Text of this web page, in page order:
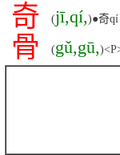
奇 (jī,qí,)●奇qí
骨 (gǔ,gū,